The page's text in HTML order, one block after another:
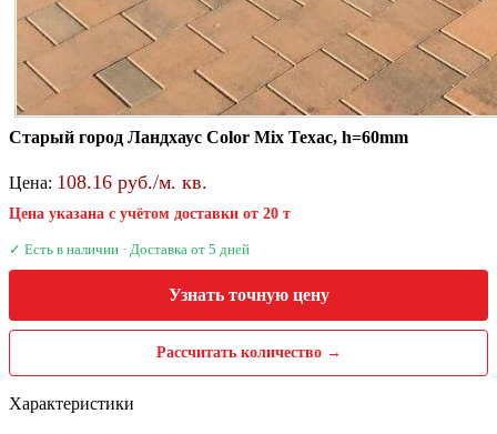
Старый город Ландхаус Color Mix Техас, h=60mm
Цена: 108.16 руб./м. кв.
Цена указана с учётом доставки от 20 т
✓ Есть в наличии · Доставка от 5 дней
Узнать точную цену
Рассчитать количество →
Характеристики